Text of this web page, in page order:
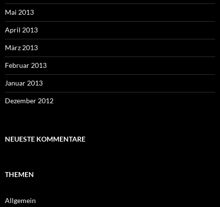
Mai 2013
April 2013
März 2013
Februar 2013
Januar 2013
Dezember 2012
NEUESTE KOMMENTARE
THEMEN
Allgemein